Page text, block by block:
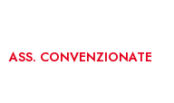
ASS. CONVENZIONATE